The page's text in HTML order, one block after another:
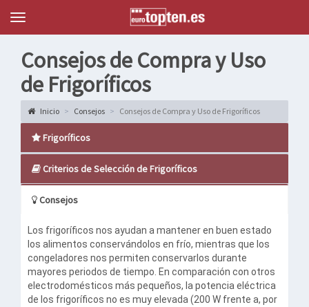
Topten
Menu
Consejos de Compra y Uso
de Frigoríficos
Inicio Consejos Consejos de Compra y Uso de Frigoríficos
Frigoríficos
Criterios de Selección de Frigoríficos
Consejos
Los frigoríficos nos ayudan a mantener en buen estado
los alimentos conservándolos en frío, mientras que los
congeladores nos permiten conservarlos durante
mayores periodos de tiempo. En comparación con otros
electrodomésticos más pequeños, la potencia eléctrica
de los frigoríficos no es muy elevada (200 W frente a, por